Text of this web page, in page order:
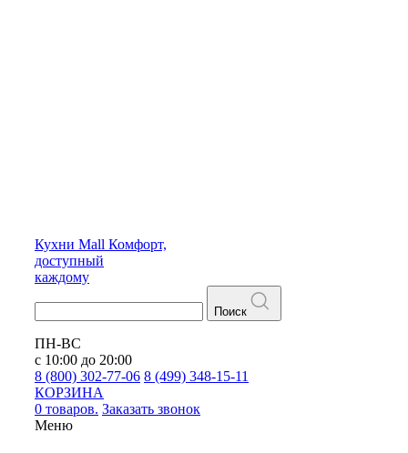
Кухни Mall Комфорт,
доступный
каждому
Поиск
ПН-ВС
с 10:00 до 20:00
8 (800) 302-77-06 8 (499) 348-15-11
КОРЗИНА
0 товаров. Заказать звонок
Меню